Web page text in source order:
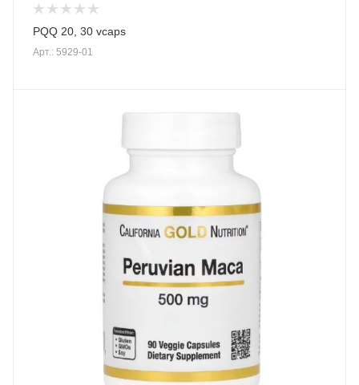
PQQ 20, 30 vcaps
Арт.: 5929-01